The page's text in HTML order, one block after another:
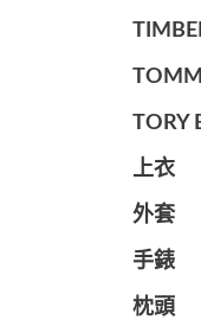
TORY
上衣
外套
手錶
枕頭